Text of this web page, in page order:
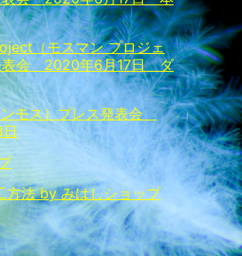
（モスマン プロジェ
表会 2020年6月17日 ダ
ンモス）プレス発表会
方法 by みはしショップ